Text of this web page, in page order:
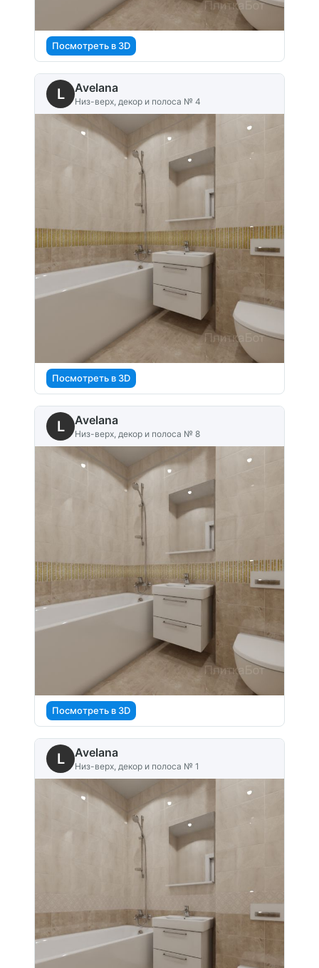
Посмотреть в 3D
L Avelana
Низ-верх, декор и полоса № 4
Посмотреть в 3D
L Avelana
Низ-верх, декор и полоса № 8
Посмотреть в 3D
L Avelana
Низ-верх, декор и полоса № 1